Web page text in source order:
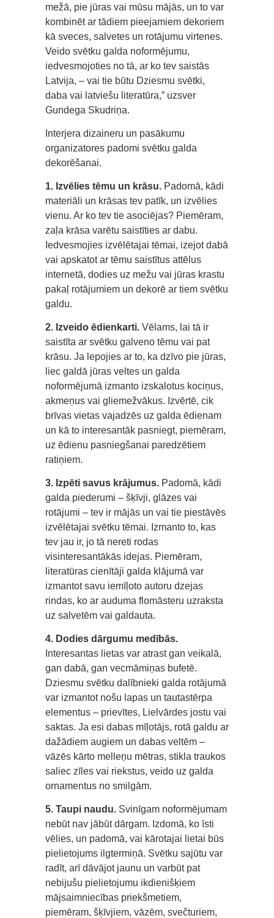
mežā, pie jūras vai mūsu mājās, un to var
kombinēt ar tādiem pieejamiem dekoriem
kā sveces, salvetes un rotājumu virtenes.
Veido svētku galda noformējumu,
iedvesmojoties no tā, ar ko tev saistās
Latvija, – vai tie būtu Dziesmu svētki,
daba vai latviešu literatūra,” uzsver
Gundega Skudriņa.
Interjera dizaineru un pasākumu
organizatores padomi svētku galda
dekorēšanai.
1. Izvēlies tēmu un krāsu. Padomā, kādi
materiāli un krāsas tev patīk, un izvēlies
vienu. Ar ko tev tie asociējas? Piemēram,
zaļa krāsa varētu saistīties ar dabu.
Iedvesmojies izvēlētajai tēmai, izejot dabā
vai apskatot ar tēmu saistītus attēlus
internetā, dodies uz mežu vai jūras krastu
pakaļ rotājumiem un dekorē ar tiem svētku
galdu.
2. Izveido ēdienkarti. Vēlams, lai tā ir
saistīta ar svētku galveno tēmu vai pat
krāsu. Ja lepojies ar to, ka dzīvo pie jūras,
liec galdā jūras veltes un galda
noformējumā izmanto izskalotus kociņus,
akmeņus vai gliemežvākus. Izvērtē, cik
brīvas vietas vajadzēs uz galda ēdienam
un kā to interesantāk pasniegt, piemēram,
uz ēdienu pasniegšanai paredzētiem
ratiņiem.
3. Izpēti savus krājumus. Padomā, kādi
galda piederumi – šķīvji, glāzes vai
rotājumi – tev ir mājās un vai tie piestāvēs
izvēlētajai svētku tēmai. Izmanto to, kas
tev jau ir, jo tā nereti rodas
visinteresantākās idejas. Piemēram,
literatūras cienītāji galda klājumā var
izmantot savu iemīļoto autoru dzejas
rindas, ko ar auduma flomāsteru uzraksta
uz salvetēm vai galdauta.
4. Dodies dārgumu medībās.
Interesantas lietas var atrast gan veikalā,
gan dabā, gan vecmāmiņas bufetē.
Dziesmu svētku dalībnieki galda rotājumā
var izmantot nošu lapas un tautastērpa
elementus – prievītes, Lielvārdes jostu vai
saktas. Ja esi dabas mīļotājs, rotā galdu ar
dažādiem augiem un dabas veltēm –
vāzēs kārto melleņu mētras, stikla traukos
saliec zīles vai riekstus, veido uz galda
ornamentus no smilgām.
5. Taupi naudu. Svinīgam noformējumam
nebūt nav jābūt dārgam. Izdomā, ko īsti
vēlies, un padomā, vai kārotajai lietai būs
pielietojums ilgtermiņā. Svētku sajūtu var
radīt, arī dāvājot jaunu un varbūt pat
nebijušu pielietojumu ikdienišķiem
mājsaimniecības priekšmetiem,
piemēram, šķīvjiem, vāzēm, svečturiem,